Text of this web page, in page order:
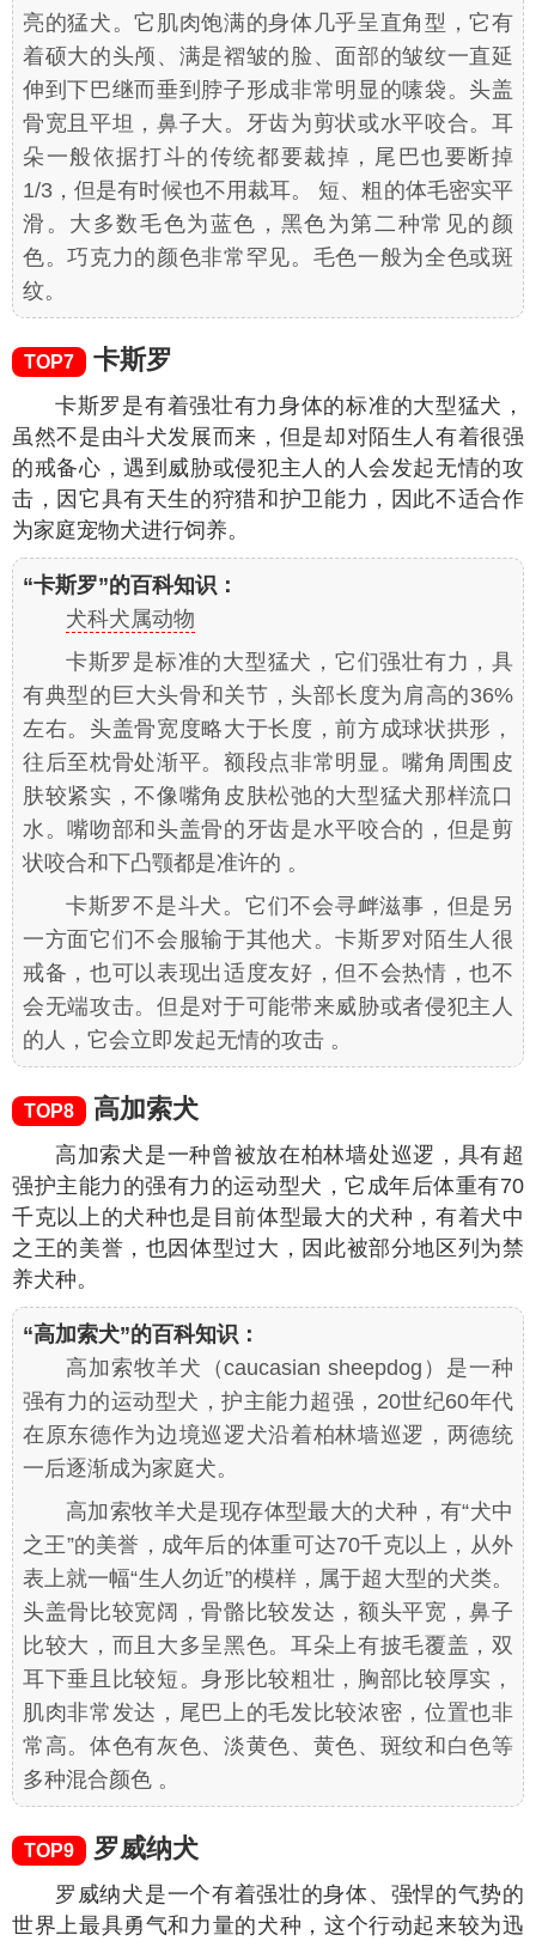
亮的猛犬。它肌肉饱满的身体几乎呈直角型，它有
着硕大的头颅、满是褶皱的脸、面部的皱纹一直延
伸到下巴继而垂到脖子形成非常明显的嗉袋。头盖
骨宽且平坦，鼻子大。牙齿为剪状或水平咬合。耳
朵一般依据打斗的传统都要裁掉，尾巴也要断掉
1/3，但是有时候也不用裁耳。 短、粗的体毛密实平
滑。大多数毛色为蓝色，黑色为第二种常见的颜
色。巧克力的颜色非常罕见。毛色一般为全色或斑
纹。
TOP7 卡斯罗
卡斯罗是有着强壮有力身体的标准的大型猛犬，
虽然不是由斗犬发展而来，但是却对陌生人有着很强
的戒备心，遇到威胁或侵犯主人的人会发起无情的攻
击，因它具有天生的狩猎和护卫能力，因此不适合作
为家庭宠物犬进行饲养。
“卡斯罗”的百科知识：
犬科犬属动物
卡斯罗是标准的大型猛犬，它们强壮有力，具
有典型的巨大头骨和关节，头部长度为肩高的36%
左右。头盖骨宽度略大于长度，前方成球状拱形，
往后至枕骨处渐平。额段点非常明显。嘴角周围皮
肤较紧实，不像嘴角皮肤松弛的大型猛犬那样流口
水。嘴吻部和头盖骨的牙齿是水平咬合的，但是剪
状咬合和下凸颚都是准许的 。
卡斯罗不是斗犬。它们不会寻衅滋事，但是另
一方面它们不会服输于其他犬。卡斯罗对陌生人很
戒备，也可以表现出适度友好，但不会热情，也不
会无端攻击。但是对于可能带来威胁或者侵犯主人
的人，它会立即发起无情的攻击 。
TOP8 高加索犬
高加索犬是一种曾被放在柏林墙处巡逻，具有超
强护主能力的强有力的运动型犬，它成年后体重有70
千克以上的犬种也是目前体型最大的犬种，有着犬中
之王的美誉，也因体型过大，因此被部分地区列为禁
养犬种。
“高加索犬”的百科知识：
高加索牧羊犬（caucasian sheepdog）是一种
强有力的运动型犬，护主能力超强，20世纪60年代
在原东德作为边境巡逻犬沿着柏林墙巡逻，两德统
一后逐渐成为家庭犬。
高加索牧羊犬是现存体型最大的犬种，有“犬中
之王”的美誉，成年后的体重可达70千克以上，从外
表上就一幅“生人勿近”的模样，属于超大型的犬类。
头盖骨比较宽阔，骨骼比较发达，额头平宽，鼻子
比较大，而且大多呈黑色。耳朵上有披毛覆盖，双
耳下垂且比较短。身形比较粗壮，胸部比较厚实，
肌肉非常发达，尾巴上的毛发比较浓密，位置也非
常高。体色有灰色、淡黄色、黄色、斑纹和白色等
多种混合颜色 。
TOP9 罗威纳犬
罗威纳犬是一个有着强壮的身体、强悍的气势的
世界上最具勇气和力量的犬种，这个行动起来较为迅